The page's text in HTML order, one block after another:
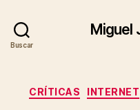
Buscar
Miguel
CRÍTICAS INTERNET